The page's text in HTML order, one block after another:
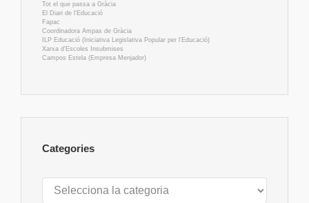
Tot el que passa a Gràcia
El Diari de l'Educació
Fapac
Coordinadora Ampas de Gràcia
ILP Educació (Iniciativa Legislativa Popular per l'Educació)
Xarxa d'Escoles Insubmises
Campos Estela (Empresa Menjador)
Categories
Categories